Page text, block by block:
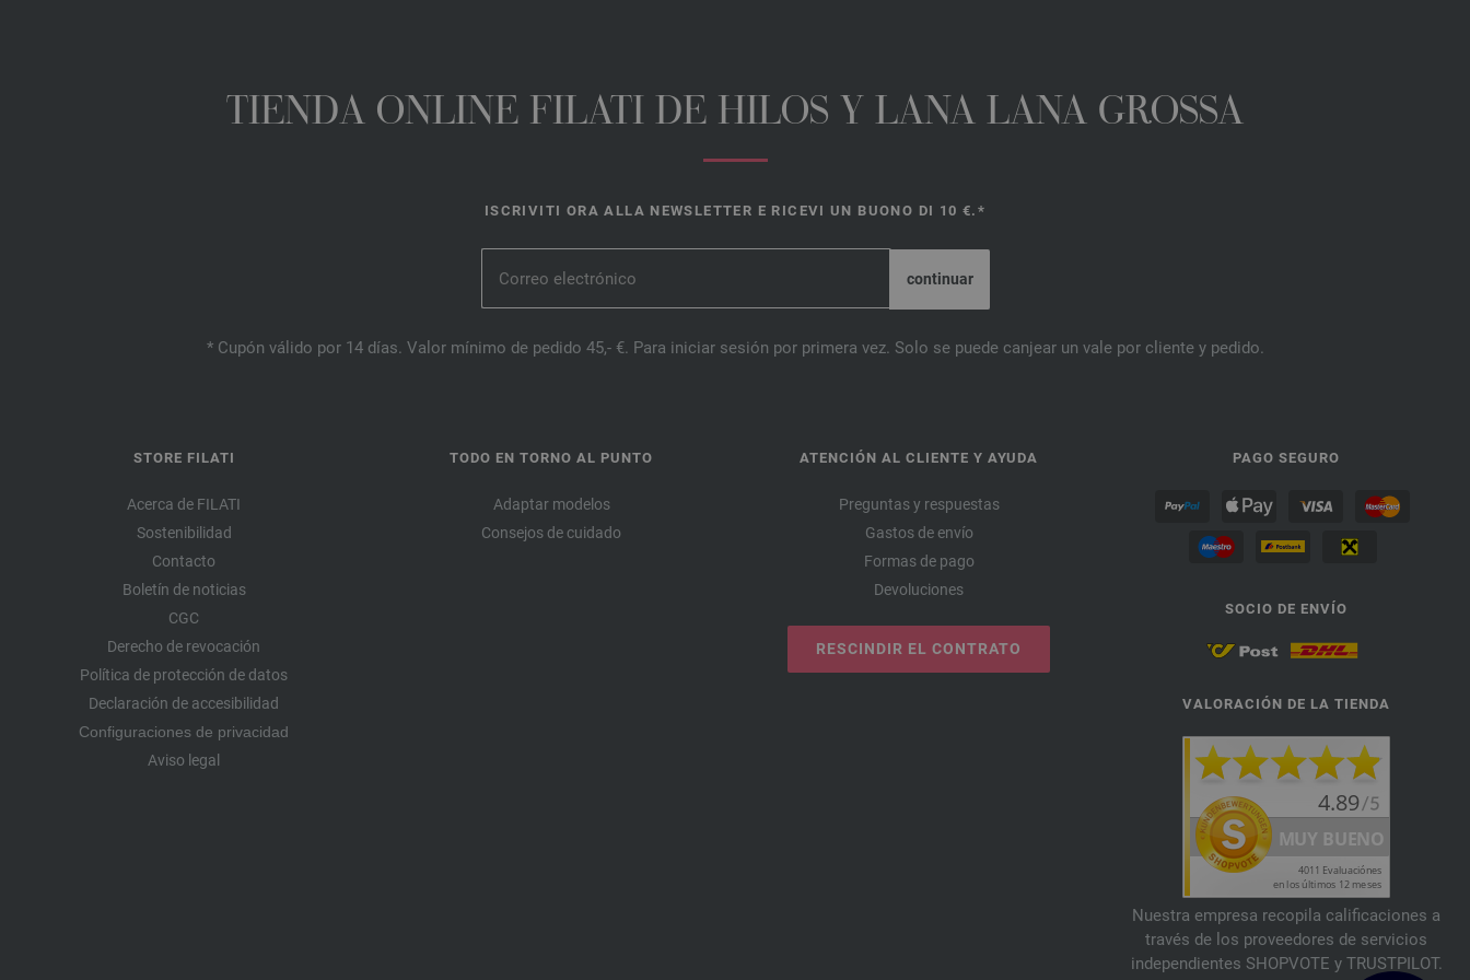
TIENDA ONLINE FILATI DE HILOS Y LANA LANA GROSSA
ISCRIVITI ORA ALLA NEWSLETTER E RICEVI UN BUONO DI 10 €.*
* Cupón válido por 14 días. Valor mínimo de pedido 45,- €. Para iniciar sesión por primera vez. Solo se puede canjear un vale por cliente y pedido.
STORE FILATI
Acerca de FILATI
Sostenibilidad
Contacto
Boletín de noticias
CGC
Derecho de revocación
Política de protección de datos
Declaración de accesibilidad
Configuraciones de privacidad
Aviso legal
TODO EN TORNO AL PUNTO
Adaptar modelos
Consejos de cuidado
ATENCIÓN AL CLIENTE Y AYUDA
Preguntas y respuestas
Gastos de envío
Formas de pago
Devoluciones
RESCINDIR EL CONTRATO
PAGO SEGURO
SOCIO DE ENVÍO
VALORACIÓN DE LA TIENDA
Nuestra empresa recopila calificaciones a
través de los proveedores de servicios
independientes SHOPVOTE y TRUSTPILOT.